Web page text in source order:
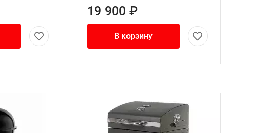
19 900 ₽
В корзину